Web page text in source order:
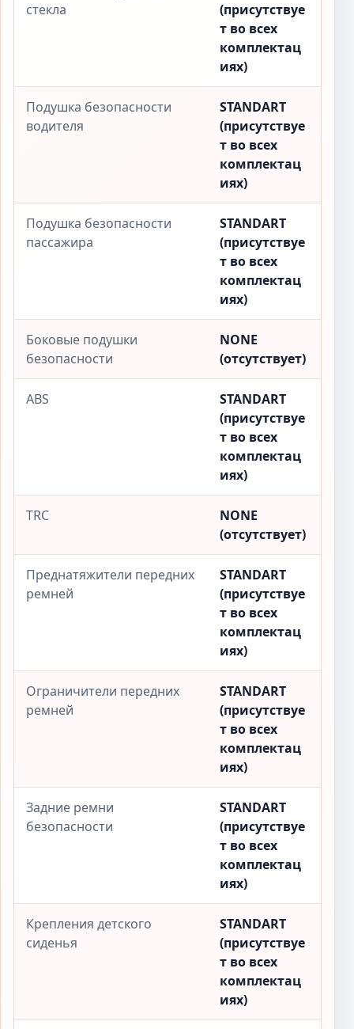
стекла
(присутствуе
т во всех
комплектац
иях)
Подушка безопасности
водителя
STANDART
(присутствуе
т во всех
комплектац
иях)
Подушка безопасности
пассажира
STANDART
(присутствуе
т во всех
комплектац
иях)
Боковые подушки
безопасности
NONE
(отсутствует)
ABS
STANDART
(присутствуе
т во всех
комплектац
иях)
TRC
NONE
(отсутствует)
Преднатяжители передних
ремней
STANDART
(присутствуе
т во всех
комплектац
иях)
Ограничители передних
ремней
STANDART
(присутствуе
т во всех
комплектац
иях)
Задние ремни
безопасности
STANDART
(присутствуе
т во всех
комплектац
иях)
Крепления детского
сиденья
STANDART
(присутствуе
т во всех
комплектац
иях)